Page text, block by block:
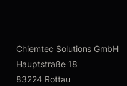
Chiemtec Solutions GmbH
Hauptstraße 18
83224 Rottau